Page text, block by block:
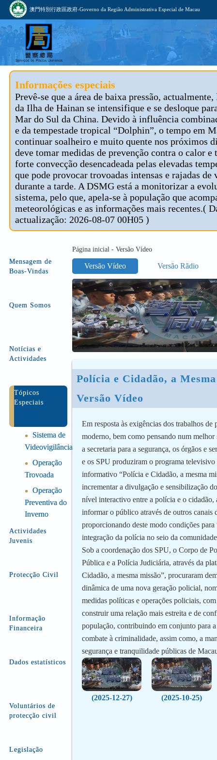
澳門特別行政區政府-Governo da Região Administrativa Especial de Macau
Informações especiais
Prevê-se que a área de baixa pressão,
da Ilha de Hainan se intensifique e se desloque
Mar do Sul da China. Devido à influência
e da tempestade tropical “Dolphin”, o tempo em
continuar soalheiro e muito quente nos próximos
deve tomar medidas de prevenção contra o calor e
forte convecção desencadeada pelas elevadas
que pode provocar trovoadas intensas e rajadas de
durante a tarde. A DSMG está a monitorizar a
sistema, pelo que, apela-se à população que
meteorológicas e as informações mais recentes.(
actualização: 2026-08-07 00H05 )
Mensagem de
Boas-Vindas
Quem Somos
Notícias e
Actividades
Tópicos
Especiais
●
Sistema de
Videovigilância
●
Operação
Trovoada
●
Operação
Preventiva do
Inverno
Actividades
Juvenis
Protecção Civil
Informação
Financeira
Dados estatísticos
Voluntários de
protecção civil
Legislação
Página inicial - Versão Vídeo
Versão Vídeo Versão Rãdio
Polícia e Cidadão, a
Versão Vídeo
Em resposta às exigências dos trabalhos de
moderno, bem como pensando num
a secretaria para a segurança, os órgãos e
e os SPU produziram o programa televisivo
informativo “Polícia e Cidadão, a mesma
incrementar a divulgação e sensibilização
nível interactivo entre a polícia e o cidadão,
informar o público através de outros canais
proporcionando deste modo condições para
integração da polícia no seio da
Sob a coordenação dos SPU, o Corpo de
Pública e a Polícia Judiciária, através da
Cidadão, a mesma missão”, procuraram
dinâmica de uma nova geração policial,
medidas políticas e operações policiais,
construir uma relação mais estreita e de
população, contribuindo em conjunto para
combate à criminalidade, assim como, a
segurança e tranquilidade públicas de
(2025-12-27) (2025-10-25)